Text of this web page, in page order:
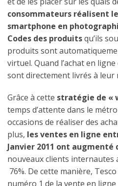
consommateurs réalisent
smartphone en
Codes des produitsqu’ils
produits sont
virtuel. Quand l’achat en
sont directement livrés à leur
Grâce à cette stratégie de «
temps d’attente dans le
occasions de réaliser des
plus, les ventes en ligne
Janvier 2011 ont augmenté
nouveaux clients internautes
76%. De cette manière,
numéro 1 de la vente en